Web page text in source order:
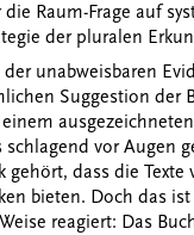
Raum-Frage auf
der pluralen
unabweisbaren
Suggestion der
vor Augen
gehört, dass die
bieten. Doch das
reagiert: Das